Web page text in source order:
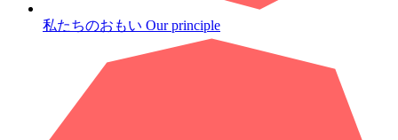
私たちのおもい Our principle